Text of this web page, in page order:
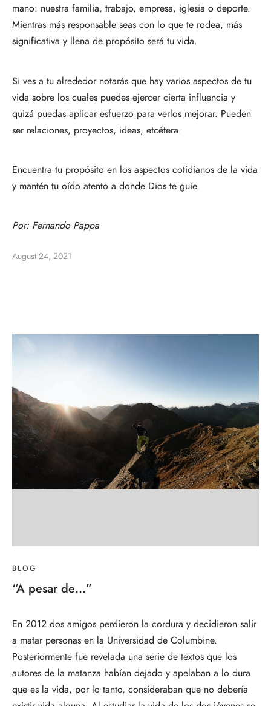
mano: nuestra familia, trabajo, empresa, iglesia o deporte.
Mientras más responsable seas con lo que te rodea, más
significativa y llena de propósito será tu vida.
Si ves a tu alrededor notarás que hay varios aspectos de tu
vida sobre los cuales puedes ejercer cierta influencia y
quizá puedas aplicar esfuerzo para verlos mejorar. Pueden
ser relaciones, proyectos, ideas, etcétera.
Encuentra tu propósito en los aspectos cotidianos de la vida
y mantén tu oído atento a donde Dios te guíe.
Por: Fernando Pappa
August 24, 2021
BLOG
“A pesar de…”
En 2012 dos amigos perdieron la cordura y decidieron salir
a matar personas en la Universidad de Columbine.
Posteriormente fue revelada una serie de textos que los
autores de la matanza habían dejado y apelaban a lo dura
que es la vida, por lo tanto, consideraban que no debería